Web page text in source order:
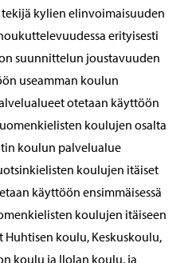
kylien elinvoimaisuuden
erityisesti
suunnittelun joustavuuden
useamman koulun
otetaan käyttöön
koulujen osalta
koulun palvelualue
koulujen itäiset
käyttöön ensimmäisessä
koulujen itäiseen
koulu, Keskuskoulu,
koulu ja Ilolan koulu, ja